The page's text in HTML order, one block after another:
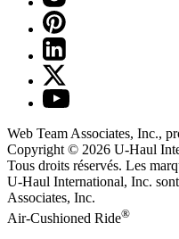
Web Team Associates, Inc.,
Copyright © 2026 U-Haul
Tous droits réservés. Les
U-Haul International, Inc.
Associates, Inc.
Air-Cushioned Ride®